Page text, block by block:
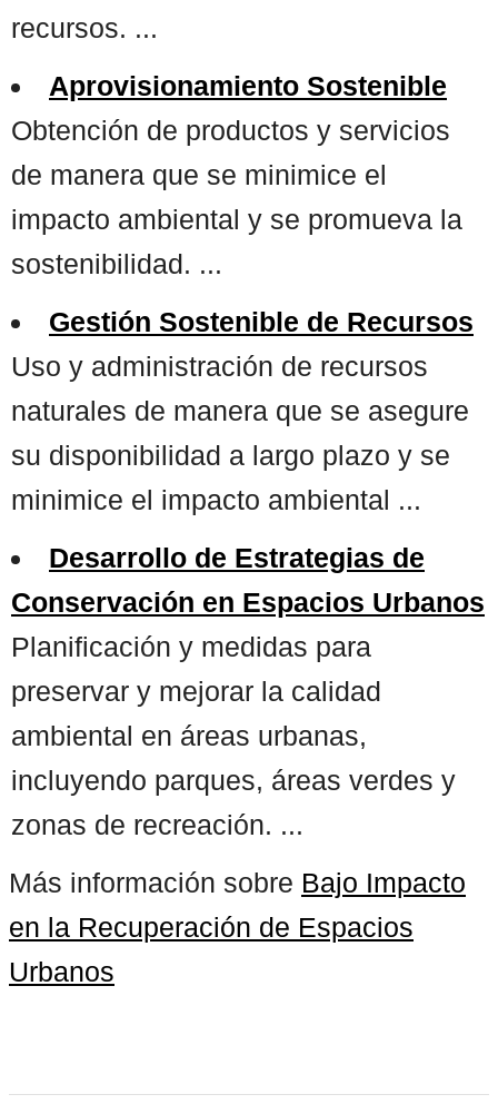
recursos. ...
Aprovisionamiento Sostenible
Obtención de productos y servicios
de manera que se minimice el
impacto ambiental y se promueva la
sostenibilidad. ...
Gestión Sostenible de Recursos
Uso y administración de recursos
naturales de manera que se asegure
su disponibilidad a largo plazo y se
minimice el impacto ambiental ...
Desarrollo de Estrategias de
Conservación en Espacios Urbanos
Planificación y medidas para
preservar y mejorar la calidad
ambiental en áreas urbanas,
incluyendo parques, áreas verdes y
zonas de recreación. ...
Más información sobre Bajo Impacto
en la Recuperación de Espacios
Urbanos